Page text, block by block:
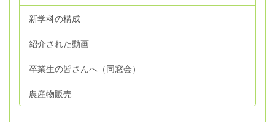
新学科の構成
紹介された動画
卒業生の皆さんへ（同窓会）
農産物販売